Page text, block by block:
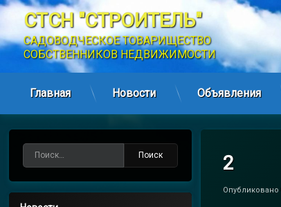
содержимому
СТСН "СТРОИТЕЛЬ"
САДОВОДЧЕСКОЕ ТОВАРИЩЕСТВО
СОБСТВЕННИКОВ НЕДВИЖИМОСТИ
Главная Новости Объявления
2
Опубликовано